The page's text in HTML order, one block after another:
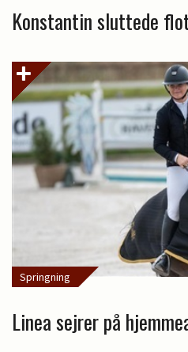
Konstantin sluttede
Springning
Linea sejrer på